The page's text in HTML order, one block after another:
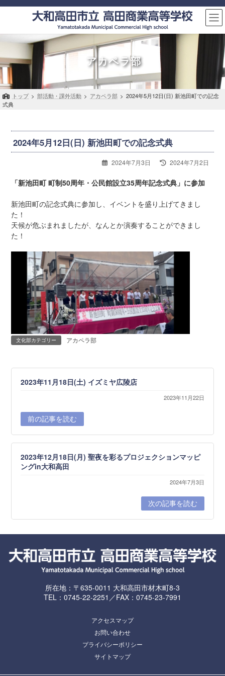
コ
ン
へ
ス
キ
ッ
プ
ナ
ー
ョ
ン
に
移
動
アカペラ部
トップ > 部活動・課外活動 > アカペラ部 > 2024年5月12日(日) 新池田町での記念
式典
2024年5月12日(日) 新池田町での記念式典
2024年7月3日
最
更
新
時
2024年7月2日
「新池田町 町制50周年・公民館設立35周年記念式典」に参加
新池田町の記念式典に参加し、イベントを盛り上げてきまし
た！
天候が危ぶまれましたが、なんとか演奏することができまし
た！
文化部カテゴリー アカペラ部
2023年11月18日(土) イズミヤ広陵店
2023年11月22日
前の記事を読む
2023年12月18日(月) 聖夜を彩るプロジェクションマッピ
ングin大和高田
2024年7月3日
次の記事を読む
所在地：〒635-0011 大和高田市材木町8-3
TEL：0745-22-2251／FAX：0745-23-7991
アクセスマップ
お問い合わせ
プライバシーポリシー
サイトマップ